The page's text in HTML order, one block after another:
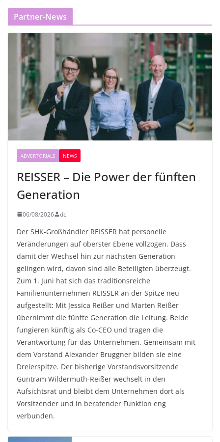
Partner-News
ADVERTORIALS NEWS
REISSER – Die Power der fünften
Generation
06/08/2026 dc
Der SHK-Großhändler REISSER hat personelle
Veränderungen auf oberster Ebene vollzogen. Dass
damit der Wechsel hin zur nächsten Generation
gelingen wird, davon sind alle Beteiligten überzeugt.
Zum 1. Juni hat sich das traditionsreiche
Familienunternehmen REISSER an der Spitze neu
aufgestellt: Mit Jessica Reißer und Marten Reißer
übernimmt die fünfte Generation die Leitung. Beide
fungieren künftig als Co-CEO und tragen die
Verantwortung für das Unternehmen. Gemeinsam mit
dem Vorstand Alexander Bruggner bilden sie eine
Dreierspitze. Der bisherige Vorstandsvorsitzende
Guntram Wildermuth-Reißer wechselt in den
Aufsichtsrat und bleibt dem Unternehmen dort als
Vorsitzender und in beratender Funktion eng
verbunden.